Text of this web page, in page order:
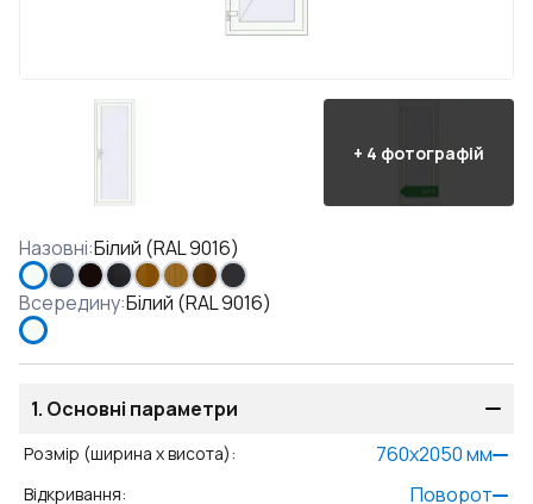
+ 4 фотографій
Назовні:Білий (RAL 9016)
Всередину:Білий (RAL 9016)
1. Основні параметри
Розмір (ширина x висота): 760x2050мм
Відкривання: Поворот